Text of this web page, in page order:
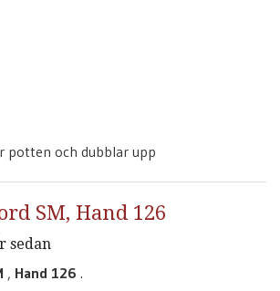
potten och dubblar upp
SM, Hand 126
sedan
, Hand 126 .